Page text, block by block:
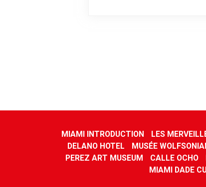
MIAMI INTRODUCTION LES
DELANO HOTEL
MUSÉE
PEREZ ART MUSEUM
CALLE OCHO
MIAMI DADE